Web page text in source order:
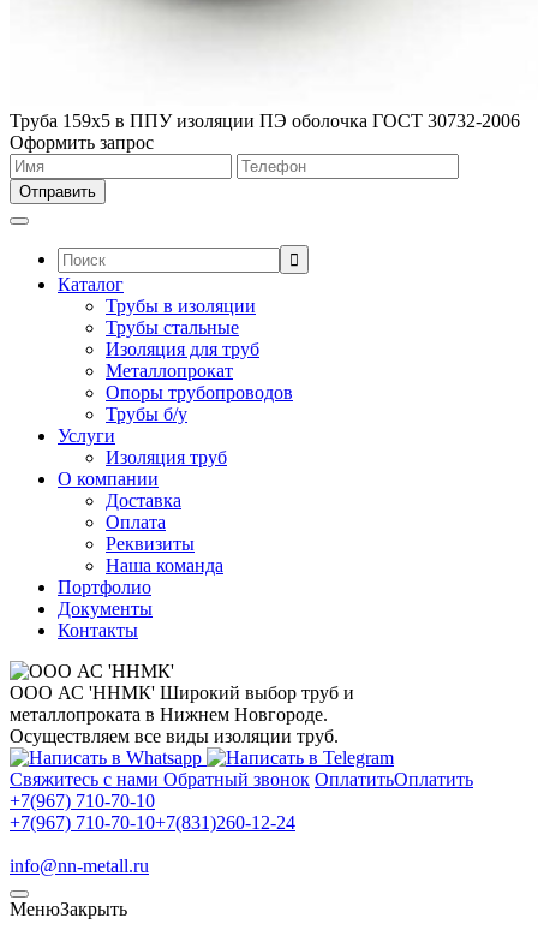
Труба 159х5 в ППУ изоляции ПЭ оболочка ГОСТ 30732-2006
Оформить запрос
Поиск:
Каталог
Трубы в изоляции
Трубы стальные
Изоляция для труб
Металлопрокат
Опоры трубопроводов
Трубы б/у
Услуги
Изоляция труб
О компании
Доставка
Оплата
Реквизиты
Наша команда
Портфолио
Документы
Контакты
ООО АС 'ННМК' Широкий выбор труб и
металлопроката в Нижнем Новгороде.
Осуществляем все виды изоляции труб.
Свяжитесь с нами Обратный звонок ОплатитьОплатить
+7(967) 710-70-10
+7(967) 710-70-10+7(831)260-12-24
info@nn-metall.ru
МенюЗакрыть